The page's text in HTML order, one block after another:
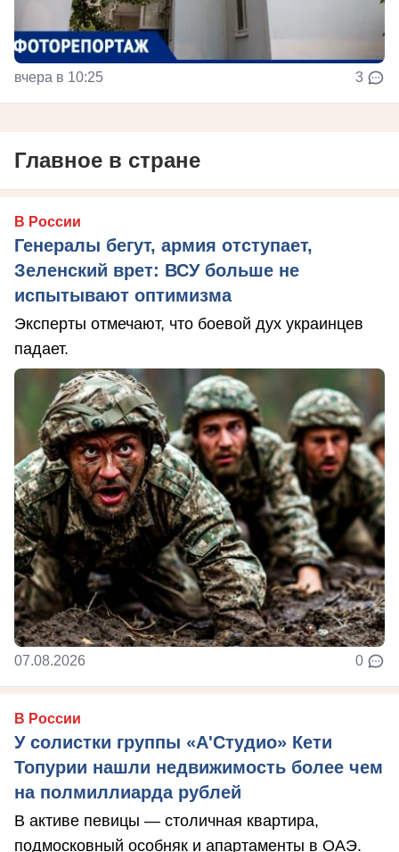
вчера в 10:25 3
Главное в стране
В России
Генералы бегут, армия отступает,
Зеленский врет: ВСУ больше не
испытывают оптимизма
Эксперты отмечают, что боевой дух украинцев
падает.
07.08.2026 0
В России
У солистки группы «А'Студио» Кети
Топурии нашли недвижимость более чем
на полмиллиарда рублей
В активе певицы — столичная квартира,
подмосковный особняк и апартаменты в ОАЭ.